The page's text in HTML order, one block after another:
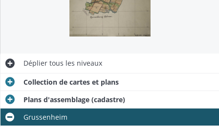
Déplier tous les niveaux
Collection de cartes et plans
Plans d'assemblage (cadastre)
Grussenheim